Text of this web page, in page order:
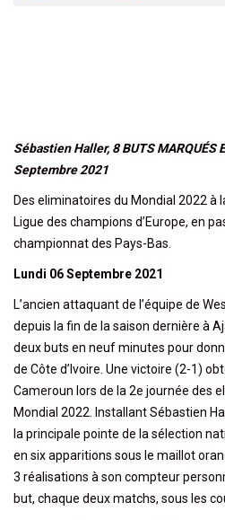
Sébastien Haller, 8 BUTS MARQUÉS
Septembre 2021
Des eliminatoires du Mondial 2022 à
Ligue des champions d’Europe, en
championnat des Pays-Bas.
Lundi 06 Septembre 2021
L’ancien attaquant de l’équipe de
depuis la fin de la saison dernière à
deux buts en neuf minutes pour
de Côte d’Ivoire. Une victoire (2-1)
Cameroun lors de la 2e journée des
Mondial 2022. Installant Sébastien
la principale pointe de la sélection
en six apparitions sous le maillot
3 réalisations à son compteur
but, chaque deux matchs, sous les